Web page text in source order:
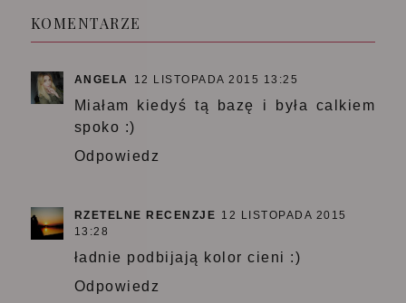
KOMENTARZE
ANGELA 12 LISTOPADA 2015 13:25
Miałam kiedyś tą bazę i była calkiem
spoko :)
Odpowiedz
RZETELNE RECENZJE 12 LISTOPADA 2015
13:28
ładnie podbijają kolor cieni :)
Odpowiedz